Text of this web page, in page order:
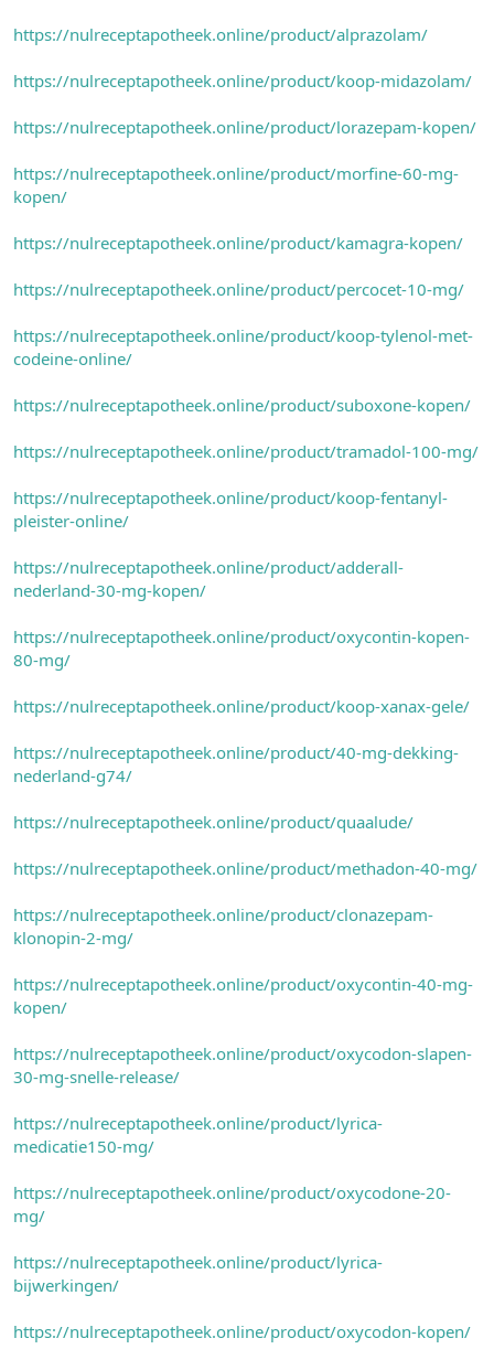
https://nulreceptapotheek.online/product/alprazolam/
https://nulreceptapotheek.online/product/koop-midazolam/
https://nulreceptapotheek.online/product/lorazepam-kopen/
https://nulreceptapotheek.online/product/morfine-60-mg-
kopen/
https://nulreceptapotheek.online/product/kamagra-kopen/
https://nulreceptapotheek.online/product/percocet-10-mg/
https://nulreceptapotheek.online/product/koop-tylenol-met-
codeine-online/
https://nulreceptapotheek.online/product/suboxone-kopen/
https://nulreceptapotheek.online/product/tramadol-100-mg/
https://nulreceptapotheek.online/product/koop-fentanyl-
pleister-online/
https://nulreceptapotheek.online/product/adderall-
nederland-30-mg-kopen/
https://nulreceptapotheek.online/product/oxycontin-kopen-
80-mg/
https://nulreceptapotheek.online/product/koop-xanax-gele/
https://nulreceptapotheek.online/product/40-mg-dekking-
nederland-g74/
https://nulreceptapotheek.online/product/quaalude/
https://nulreceptapotheek.online/product/methadon-40-mg/
https://nulreceptapotheek.online/product/clonazepam-
klonopin-2-mg/
https://nulreceptapotheek.online/product/oxycontin-40-mg-
kopen/
https://nulreceptapotheek.online/product/oxycodon-slapen-
30-mg-snelle-release/
https://nulreceptapotheek.online/product/lyrica-
medicatie150-mg/
https://nulreceptapotheek.online/product/oxycodone-20-
mg/
https://nulreceptapotheek.online/product/lyrica-
bijwerkingen/
https://nulreceptapotheek.online/product/oxycodon-kopen/